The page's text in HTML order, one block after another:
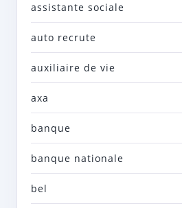
assistante sociale
auto recrute
auxiliaire de vie
axa
banque
banque nationale
bel